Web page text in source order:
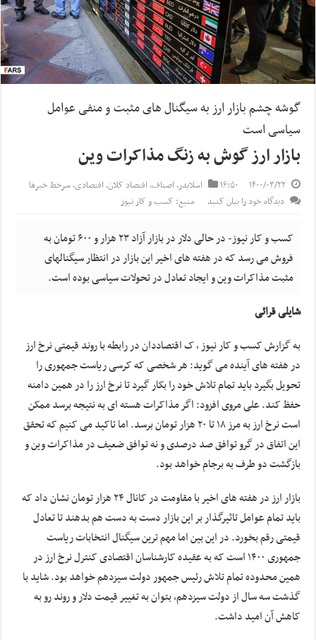
گوشه چشم بازار ارز به سیگنال های مثبت و منفی عوامل
سیاسی است
بازار ارز گوش به زنگ مذاکرات وین
۱۴۰۰/۰۳/۲۲ ۱۶:۵۰ اسلایدر,اصناف,اقتصاد کلان,اقتصادی,سرخط خبرها
دیدگاه خود را بیان کنید
منبع: کسب و کار نیوز
کسب و کار نیوز- در حالی دلار در بازار آزاد ۲۳ هزار و ۶۰۰ تومان به
فروش می رسد که در هفته های اخیر این بازار در انتظار سیگنالهای
مثبت مذاکرات وین و ایجاد تعادل در تحولات سیاسی بوده است.
شایلی قرائی
به گزارش کسب و کار نیوز ، ک اقتصاددان در رابطه با روند قیمتی نرخ ارز
در هفته های آینده می گوید: هر شخصی که کرسی ریاست جمهوری را
تحویل بگیرد باید تمام تلاش خود را بکار گیرد تا نرخ ارز را در همین دامنه
حفظ کند. علی مروی افزود: اگر مذاکرات هسته ای به نتیجه برسد ممکن
است نرخ ارز به مرز ۱۸ تا ۲۰ هزار تومان برسد. اما تاکید می کنیم که تحقق
این اتفاق در گرو توافق صد درصدی و نه توافق ضعیف در مذاکرات وین و
بازگشت دو طرف به برجام خواهد بود.
بازار ارز در هفته های اخیر با مقاومت در کانال ۲۴ هزار تومان نشان داد که
باید تمام عوامل تاثیرگذار بر این بازار دست به دست هم بدهند تا تعادل
قیمتی رقم بخورد. در این بین اما مهم ترین سیگنال انتخابات ریاست
جمهوری ۱۴۰۰ است که به عقیده کارشناسان اقتصادی کنترل نرخ ارز در
همین محدوده تمام تلاش رئیس جمهور دولت سیزدهم خواهد بود. شاید با
گذشت سه سال از دولت سیزدهم، بتوان به تغییر قیمت دلار و روند رو به
کاهش آن امید داشت.